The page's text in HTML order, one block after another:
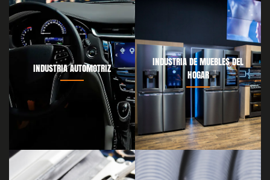
INDUSTRIA AUTOMOTRIZ
INDUSTRIA DE MUEBLES DEL
HOGAR